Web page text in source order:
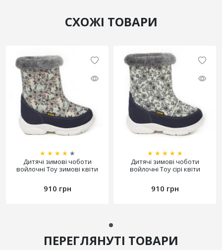
СХОЖІ ТОВАРИ
★ ★ ★ ★ ★
Дитячі зимові чоботи
войлочні Toy зимові квіти
910 грн
★ ★ ★ ★ ★
Дитячі зимові чоботи
войлочні Toy сірі квіти
910 грн
ПЕРЕГЛЯНУТІ ТОВАРИ